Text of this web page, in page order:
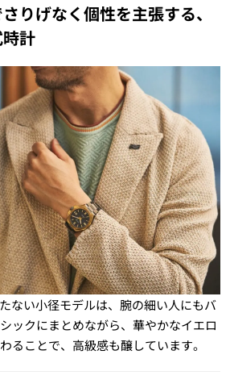
りげなく個性を主張する、
計
ない小径モデルは、腕の細い人にもバ
ックにまとめながら、華やかなイエロ
ることで、高級感も醸しています。